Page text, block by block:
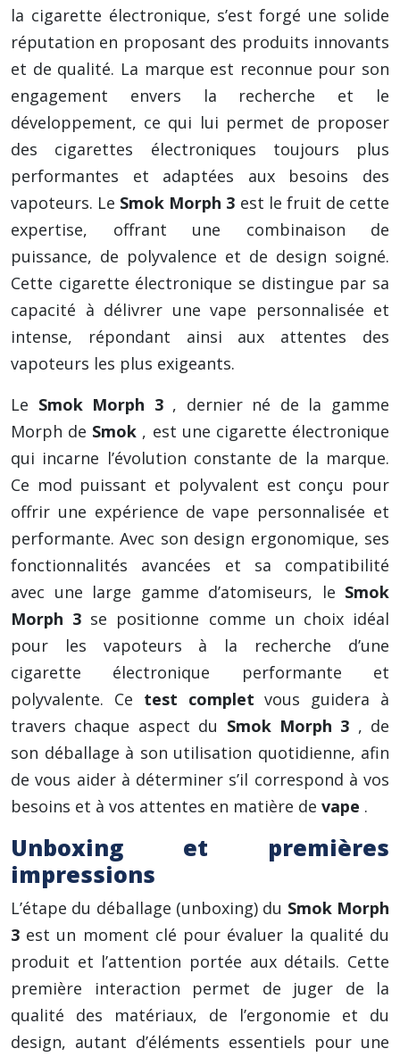
la cigarette électronique, s’est forgé une solide
réputation en proposant des produits innovants
et de qualité. La marque est reconnue pour son
engagement envers la recherche et le
développement, ce qui lui permet de proposer
des cigarettes électroniques toujours plus
performantes et adaptées aux besoins des
vapoteurs. Le Smok Morph 3 est le fruit de cette
expertise, offrant une combinaison de
puissance, de polyvalence et de design soigné.
Cette cigarette électronique se distingue par sa
capacité à délivrer une vape personnalisée et
intense, répondant ainsi aux attentes des
vapoteurs les plus exigeants.
Le Smok Morph 3 , dernier né de la gamme
Morph de Smok , est une cigarette électronique
qui incarne l’évolution constante de la marque.
Ce mod puissant et polyvalent est conçu pour
offrir une expérience de vape personnalisée et
performante. Avec son design ergonomique, ses
fonctionnalités avancées et sa compatibilité
avec une large gamme d’atomiseurs, le Smok
Morph 3 se positionne comme un choix idéal
pour les vapoteurs à la recherche d’une
cigarette électronique performante et
polyvalente. Ce test completvous guidera à
travers chaque aspect du Smok Morph 3 , de
son déballage à son utilisation quotidienne, afin
de vous aider à déterminer s’il correspond à vos
besoins et à vos attentes en matière de vape .
Unboxing et premières
impressions
L’étape du déballage (unboxing) du Smok Morph
3 est un moment clé pour évaluer la qualité du
produit et l’attention portée aux détails. Cette
première interaction permet de juger de la
qualité des matériaux, de l’ergonomie et du
design, autant d’éléments essentiels pour une